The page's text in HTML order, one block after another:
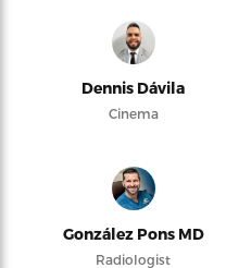
Dennis Dávila
Cinema
González Pons MD
Radiologist